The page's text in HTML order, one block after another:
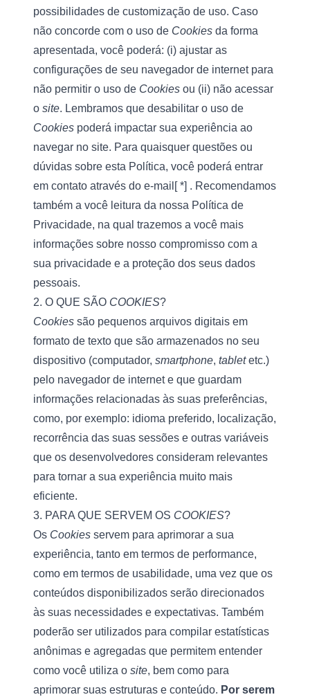
possibilidades de customização de uso. Caso
não concorde com o uso de Cookies da forma
apresentada, você poderá: (i) ajustar as
configurações de seu navegador de internet para
não permitir o uso de Cookies ou (ii) não acessar
o site
Cookies poderá impactar sua experiência ao
navegar no site. Para quaisquer questões ou
dúvidas sobre esta Política, você poderá entrar
em contato através do e-mail[ *] . Recomendamos
também a você leitura da nossa Política de
Privacidade, na qual trazemos a você mais
informações sobre nosso compromisso com a
sua privacidade e a proteção dos seus dados
pessoais.
2. O QUE SÃO COOKIES?
Cookies são pequenos arquivos digitais em
formato de texto que são armazenados no seu
dispositivo (computador, smartphone, tablet etc.)
pelo navegador de internet e que guardam
informações relacionadas às suas preferências,
como, por exemplo: idioma preferido, localização,
recorrência das suas sessões e outras variáveis
que os desenvolvedores consideram relevantes
para tornar a sua experiência muito mais
eficiente.
3. PARA QUE SERVEM OS COOKIES?
Os Cookies servem para aprimorar a sua
experiência, tanto em termos de performance,
como em termos de usabilidade, uma vez que os
conteúdos disponibilizados serão direcionados
às suas necessidades e expectativas. Também
poderão ser utilizados para compilar estatísticas
anônimas e agregadas que permitem entender
como você utiliza o site, bem como para
aprimorar suas estruturas e conteúdo. Por serem